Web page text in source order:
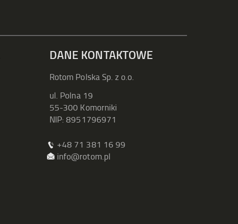
DANE KONTAKTOWE
Rotom Polska Sp. z o.o.
ul. Polna 19
55-300 Komorniki
NIP: 8951796971
+48 71 381 16 99
info@rotom.pl